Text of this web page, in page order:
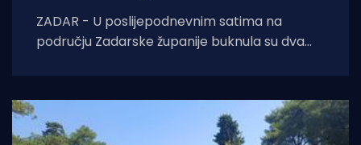
ZADAR - U poslijepodnevnim satima na
području Zadarske županije buknula su dva